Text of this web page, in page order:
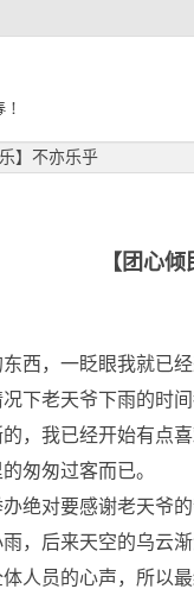
】不亦乐乎
【团心
，一眨眼我就已经
下老天爷下雨的时
，我已经开始有点
匆匆过客而已。
绝对要感谢老天爷
，后来天空的乌云
人员的心声，所以